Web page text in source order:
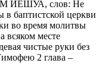
ЙЕШУА, слов: Не
баптистской церкви
во время молитвы
всяком месте
чистые руки без
2 глава –